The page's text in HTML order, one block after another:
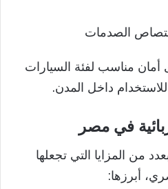
الصدمات
مناسب لفئة السيارات
داخل المدن.
في مصر
من المزايا التي تجعلها
أبرزها: